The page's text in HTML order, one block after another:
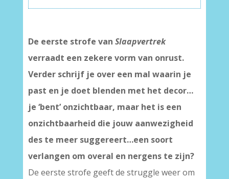
De eerste strofe van Slaapvertrek
verraadt een zekere vorm van onrust.
Verder schrijf je over een mal waarin je
past en je doet blenden met het decor…
je ‘bent’ onzichtbaar, maar het is een
onzichtbaarheid die jouw aanwezigheid
des te meer suggereert…een soort
verlangen om overal en nergens te zijn?
De eerste strofe geeft de struggle weer om